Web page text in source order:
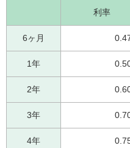
利率
6ヶ月
1年
2年
3年
4年